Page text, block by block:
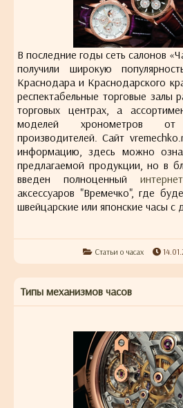
В последние годы сеть салонов
получили широкую
Краснодара и Краснодарского
респектабельные торговые залы
торговых центрах, а
моделей хронометров
производителей. Сайт
информацию, здесь можно
предлагаемой продукции, но в
введен полноценный
аксессуаров "Времечко", где
швейцарские или японские часы с
Статьи о часах
Типы механизмов часов